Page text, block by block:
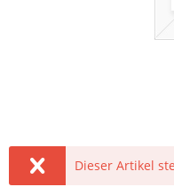
Dieser Artikel